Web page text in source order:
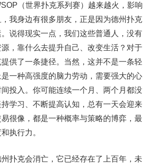
（世界扑克系列赛）越来越火，影响
我身边有很多朋友，正是因为德州扑克
说得现实一点，我们这些普通人，没有
，靠什么去提升自己、改变生活？对于
供了一条捷径。当然，这并不是一条轻
一种高强度的脑力劳动，需要强大的心
投入。你可能连续一个月、两个月都没
学习、不断提高认知，总有一天会迎来
很像，都是一种概率与策略的博弈，最
执行力。
扑克会消亡，它已经存在了上百年，未